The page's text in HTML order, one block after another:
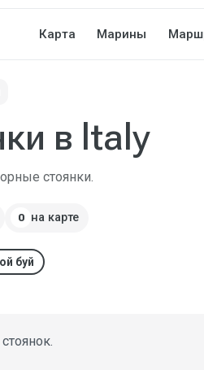
Карта Марины
в Italy
стоянки.
0 на карте
буй